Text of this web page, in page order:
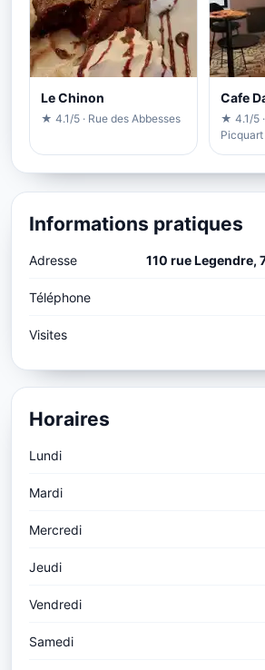
Le Chinon
★ 4.1/5 · Rue des Abbesses
Cafe
★ 4.1/5
Picquart
Informations pratiques
Adresse 110 rue Legendre,
Téléphone
Visites
Horaires
Lundi
Mardi
Mercredi
Jeudi
Vendredi
Samedi